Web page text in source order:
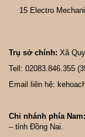
15 Electro
Trụ sở chính: Xã
Tell: 02083.846.355
Email liên hệ:
Chi nhánh phía Nam:
– tỉnh Đồng Nai.